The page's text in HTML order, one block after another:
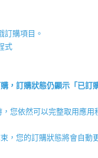
訂購項目。
式
，訂購狀態仍顯示「已訂
您依然可以完整取用應
，您的訂購狀態將會自動